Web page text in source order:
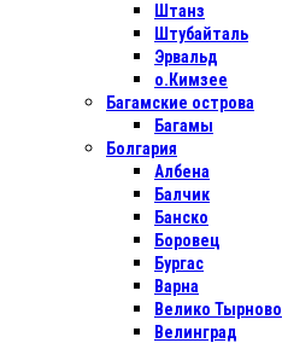
Штанз
Штубайталь
Эрвальд
о.Кимзее
Багамские острова
Багамы
Болгария
Албена
Балчик
Банско
Боровец
Бургас
Варна
Велико Тырново
Велинград